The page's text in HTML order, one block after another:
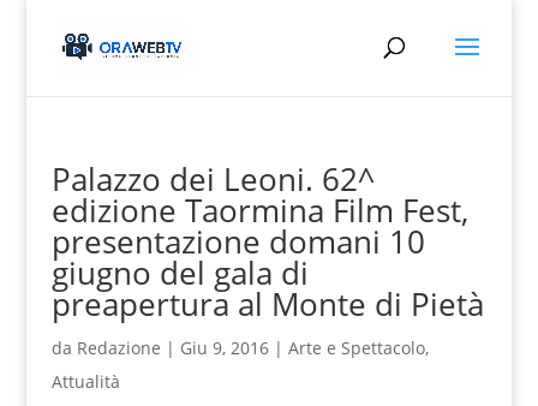
Palazzo dei Leoni. 62^
edizione Taormina Film Fest,
presentazione domani 10
giugno del gala di
preapertura al Monte di Pietà
da Redazione | Giu 9, 2016| Arte e Spettacolo,
Attualità